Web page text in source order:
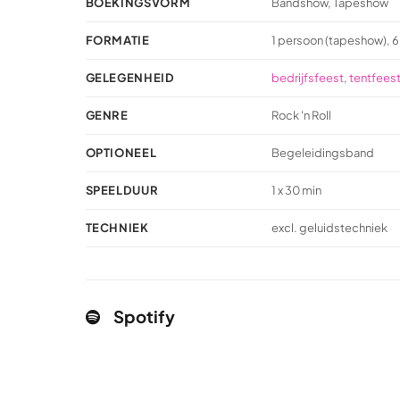
Bandshow, Tapeshow
FORMATIE 1 persoon (tapeshow),
GELEGENHEID bedrijfsfeest,tentfeest
GENRE Rock 'n Roll
OPTIONEEL Begeleidingsband
SPEELDUUR 1 x 30 min
TECHNIEK excl. geluidstechniek
Spotify